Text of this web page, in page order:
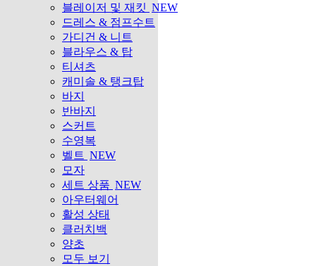
블레이저 및 재킷 NEW
드레스 & 점프수트
가디건 & 니트
블라우스 & 탑
티셔츠
캐미솔 & 탱크탑
바지
반바지
스커트
수영복
벨트 NEW
모자
세트 상품 NEW
아우터웨어
활성 상태
클러치백
양초
모두 보기